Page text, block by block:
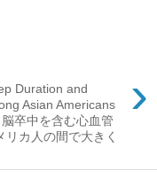
›
Duration and
Asian Americans
中を含む心血管
カ人の間で大きく